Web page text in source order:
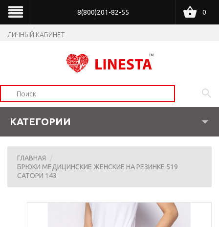
8(800)201-82-55
ЛИЧНЫЙ КАБИНЕТ
0
КАТЕГОРИИ
ГЛАВНАЯ
БРЮКИ МЕДИЦИНСКИЕ ЖЕНСКИЕ НА РЕЗИНКЕ 519
САТОРИ 143